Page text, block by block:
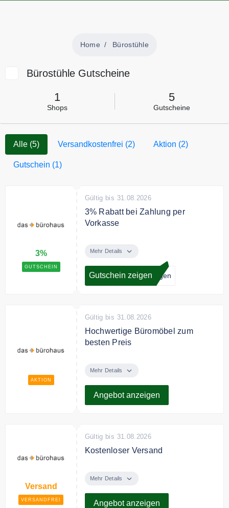
Home Bürostühle
Bürostühle Gutscheine
1
Shops
5
Gutscheine
Alle (5) Versandkostenfrei (2) Aktion (2)
Gutschein (1)
3%
GUTSCHEIN
Gültig bis 31.08.2026
3% Rabatt bei Zahlung per
Vorkasse
Vorkasse im Online Shop und
sichern Sie sich 3% Rabatt.
Mehr Details
Gutschein zeigen ogen
AKTION
Gültig bis 31.08.2026
Hochwertige Büromöbel zum
besten Preis
hochwertige Büromöbel zum
Mehr Details
Angebot anzeigen
Versand
VERSANDFREI
Gültig bis 31.08.2026
Kostenloser Versand
versandkostenfrei innerhalb
Mehr Details
Angebot anzeigen